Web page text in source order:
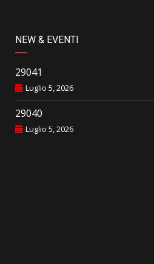
NEW & EVENTI
29041
Luglio 5, 2026
29040
Luglio 5, 2026